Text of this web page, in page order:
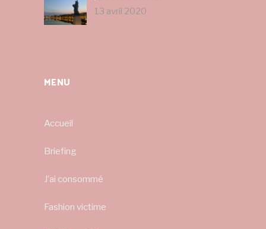
13 avril 2020
MENU
Accueil
Briefing
J’ai consommé
Fashion victime